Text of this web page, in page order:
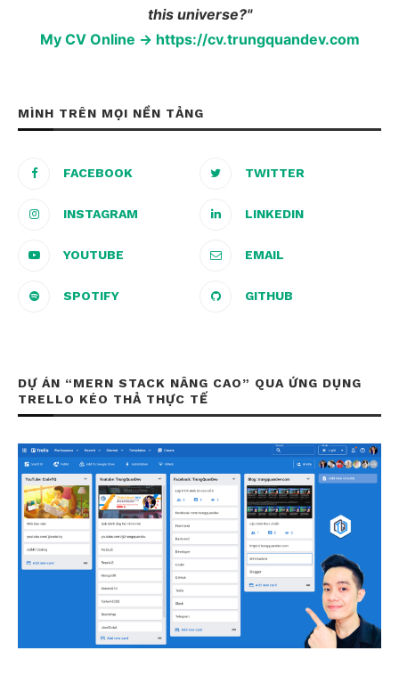
this universe?"
My CV Online → https://cv.trungquandev.com
MÌNH TRÊN MỌI NỀN TẢNG
FACEBOOK TWITTER
INSTAGRAM LINKEDIN
YOUTUBE EMAIL
SPOTIFY GITHUB
DỰ ÁN “MERN STACK NÂNG CAO” QUA ỨNG DỤNG
TRELLO KÉO THẢ THỰC TẾ